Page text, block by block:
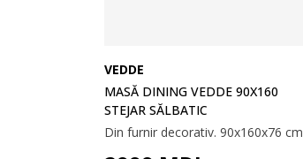
VEDDE
MASĂ DINING VEDDE 90Х160
STEJAR SĂLBATIC
Din furnir decorativ. 90x160x76 cm